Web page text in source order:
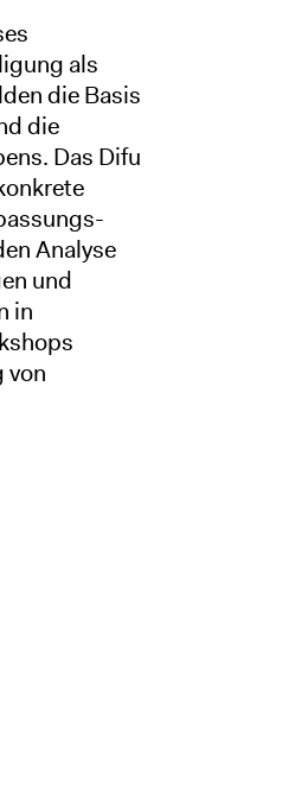
als
die Basis
die
Das Difu
Analyse
und
in
von